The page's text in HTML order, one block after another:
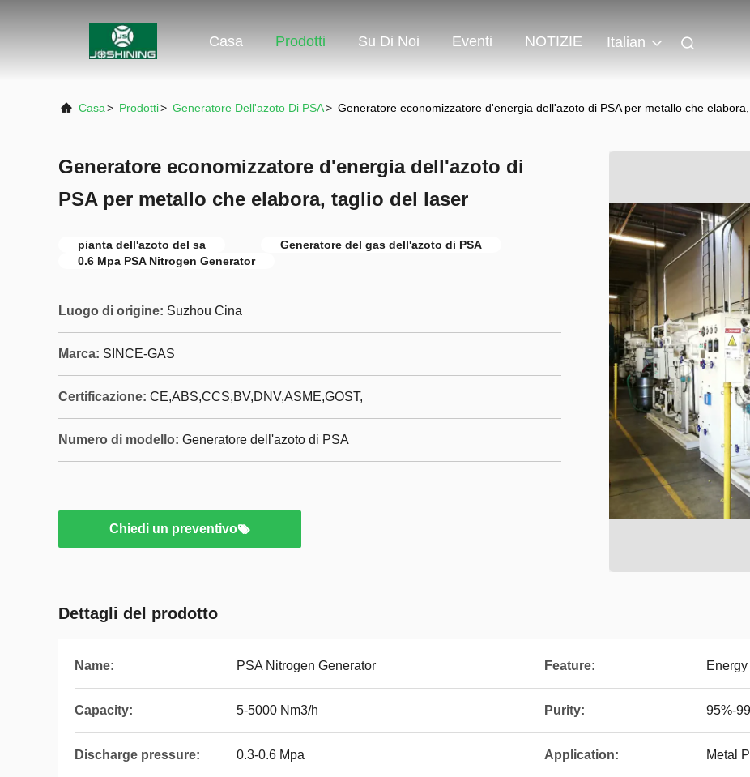
Casa Prodotti Su Di Noi Eventi NOTIZIE Italian
Casa> Prodotti> Generatore Dell'azoto Di PSA> Generatore economizzatore d'energia dell'azoto di PSA per metallo che
Generatore economizzatore d'energia dell'azoto di
PSA per metallo che elabora, taglio del laser
pianta dell'azoto del sa
Generatore del gas dell'azoto di PSA
0.6 Mpa PSA Nitrogen Generator
Luogo di origine: Suzhou Cina
Marca: SINCE-GAS
Certificazione: CE,ABS,CCS,BV,DNV,ASME,GOST,
Numero di modello: Generatore dell'azoto di PSA
Chiedi un preventivo
Dettagli del prodotto
Name: PSA Nitrogen Generator Feature:
Capacity: 5-5000 Nm3/h Purity: 95%-
Discharge pressure: 0.3-0.6 Mpa Application: Metal